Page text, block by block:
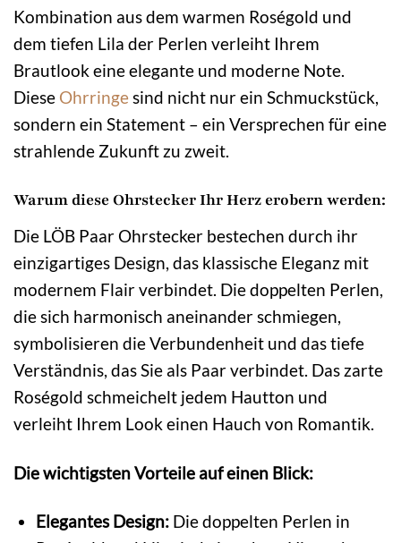
Kombination aus dem warmen Roségold und
dem tiefen Lila der Perlen verleiht Ihrem
Brautlook eine elegante und moderne Note.
Diese Ohrringesind nicht nur ein Schmuckstück,
sondern ein Statement – ein Versprechen für eine
strahlende Zukunft zu zweit.
Warum diese Ohrstecker Ihr Herz erobern werden:
Die LÖB Paar Ohrstecker bestechen durch ihr
einzigartiges Design, das klassische Eleganz mit
modernem Flair verbindet. Die doppelten Perlen,
die sich harmonisch aneinander schmiegen,
symbolisieren die Verbundenheit und das tiefe
Verständnis, das Sie als Paar verbindet. Das zarte
Roségold schmeichelt jedem Hautton und
verleiht Ihrem Look einen Hauch von Romantik.
Die wichtigsten Vorteile auf einen Blick:
Elegantes Design:Die doppelten Perlen in